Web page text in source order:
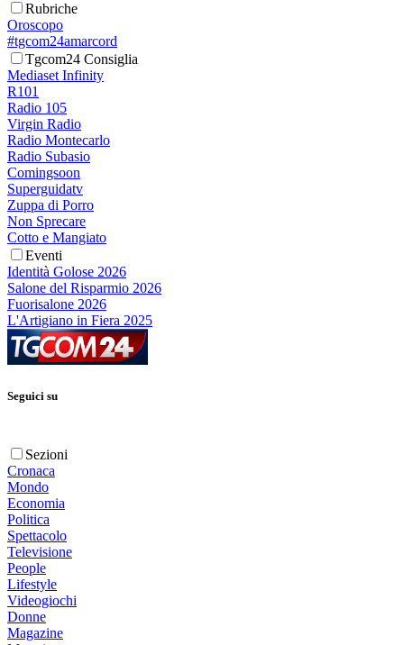
Rubriche
Oroscopo
#tgcom24amarcord
Tgcom24 Consiglia
Mediaset Infinity
R101
Radio 105
Virgin Radio
Radio Montecarlo
Radio Subasio
Comingsoon
Superguidatv
Zuppa di Porro
Non Sprecare
Cotto e Mangiato
Eventi
Identità Golose 2026
Salone del Risparmio 2026
Fuorisalone 2026
L'Artigiano in Fiera 2025
Seguici su
Sezioni
Cronaca
Mondo
Economia
Politica
Spettacolo
Televisione
People
Lifestyle
Videogiochi
Donne
Magazine